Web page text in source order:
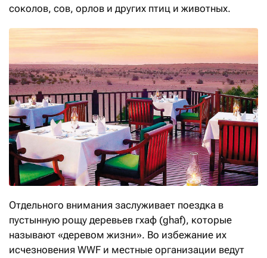
соколов, сов, орлов и других птиц и животных.
Отдельного внимания заслуживает поездка в
пустынную рощу деревьев гхаф (ghaf), которые
называют «деревом жизни». Во избежание их
исчезновения WWF и местные организации ведут